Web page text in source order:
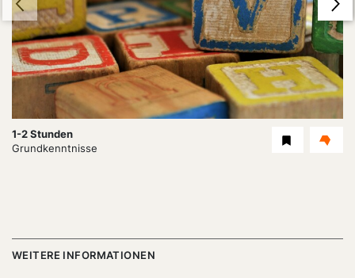
Dauer:
1-2 Stunden
Level
Grundkenntnisse
WEITERE INFORMATIONEN